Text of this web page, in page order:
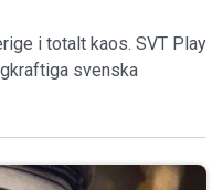
i totalt kaos. SVT Play
svenska